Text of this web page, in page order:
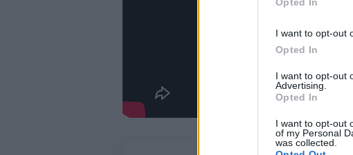
I want to opt-out
Opted In
I want to opt-out
Advertising.
Opted In
I want to opt-out
of my Personal
was collected.